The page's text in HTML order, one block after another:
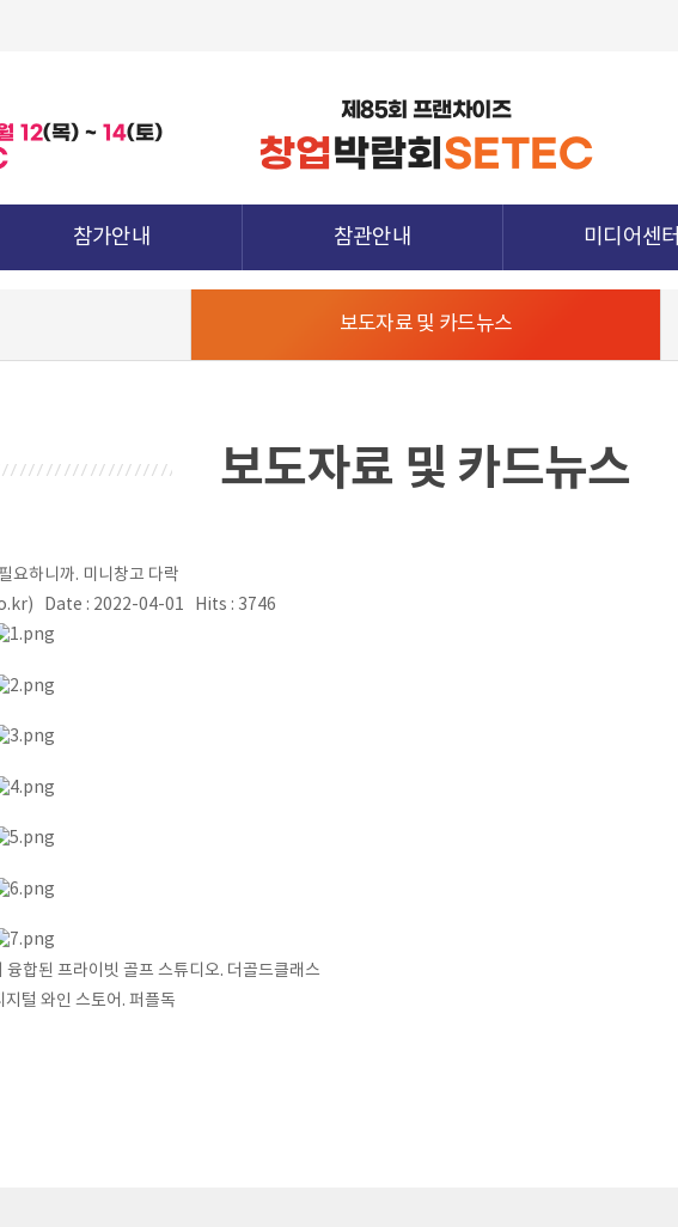
12(목) ~ 14(토)
제85회 프랜차이즈
창업박람회 SETEC
참가안내 참관안내
참가업체정보
전시장 오시는 길
미디어센터
보도자료 및 카드뉴스
보도자료 및 카드뉴스
요하니까. 미니창고 다락
Date : 2022-04-01 Hits : 3746
융합된 프라이빗 골프 스튜디오. 더골드클래스
지털 와인 스토어. 퍼플독